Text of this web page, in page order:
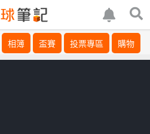
相簿 盃賽 投票專區 購物